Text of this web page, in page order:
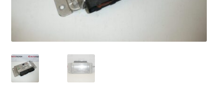
Politique de confidentialité
Procédure de Réclamation